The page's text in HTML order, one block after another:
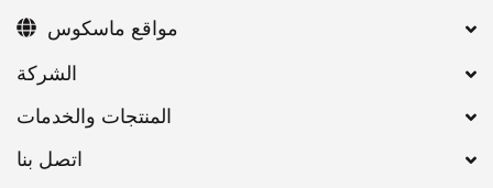
اتصل بنا
مواقع ماسكوس